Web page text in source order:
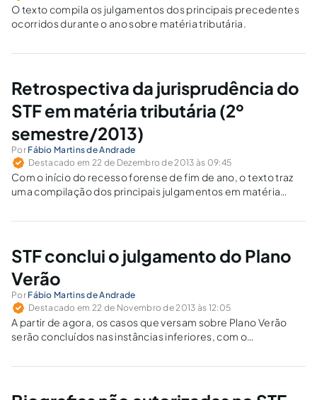
O texto compila os julgamentos dos principais precedentes
ocorridos durante o ano sobre matéria tributária.
Retrospectiva da jurisprudência do
STF em matéria tributária (2º
semestre/2013)
Por Fábio Martins de Andrade
Destacado em 22 de Dezembro de 2013 às 09:45
Com o início do recesso forense de fim de ano, o texto traz
uma compilação dos principais julgamentos em matéria
STF conclui o julgamento do Plano
Verão
Por Fábio Martins de Andrade
Destacado em 22 de Novembro de 2013 às 12:05
A partir de agora, os casos que versam sobre Plano Verão
serão concluídos nas instâncias inferiores, com o
essa questão tributária pela nossa Suprema Corte.